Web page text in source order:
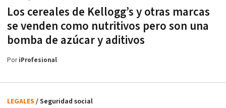
Los cereales de Kellogg’s y otras marcas
se venden como nutritivos pero son una
bomba de azúcar y aditivos
PoriProfesional
LEGALES / Seguridad social